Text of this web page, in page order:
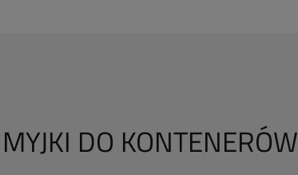
DO KONTENERÓW